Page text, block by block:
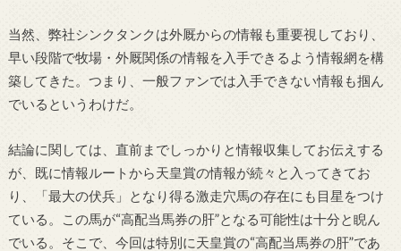
当然、弊社シンクタンクは外厩からの情報も重要視しており、
早い段階で牧場・外厩関係の情報を入手できるよう情報網を構
築してきた。つまり、一般ファンでは入手できない情報も掴ん
でいるというわけだ。
結論に関しては、直前までしっかりと情報収集してお伝えする
が、既に情報ルートから天皇賞の情報が続々と入ってきてお
り、「最大の伏兵」となり得る激走穴馬の存在にも目星をつけ
ている。この馬が“高配当馬券の肝”となる可能性は十分と睨ん
でいる。そこで、今回は特別に天皇賞の“高配当馬券の肝”であ